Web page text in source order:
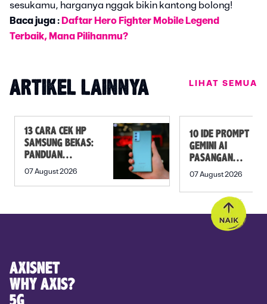
sesukamu, harganya nggak bikin kantong bolong!
Baca juga : Daftar Hero Fighter Mobile Legend
Terbaik, Mana Pilihanmu?
ARTIKEL LAINNYA LIHAT SEMUA
13 CARA CEK HP
SAMSUNG BEKAS:
PANDUAN
SEBELUM
07 August 2026
10 IDE PROMPT
GEMINI AI
PASANGAN
PREWEDDING
07 August 2026
AXISNET
WHY AXIS?